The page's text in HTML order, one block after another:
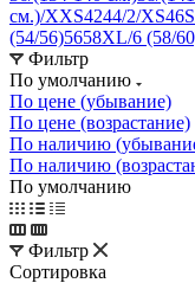
см.)/XXS4244/2/XS46
(54/56)5658XL/6 (58/
Фильтр
По умолчанию
По цене (убывание)
По цене (возрастание)
По наличию
По наличию
По умолчанию
Фильтр
Сортировка